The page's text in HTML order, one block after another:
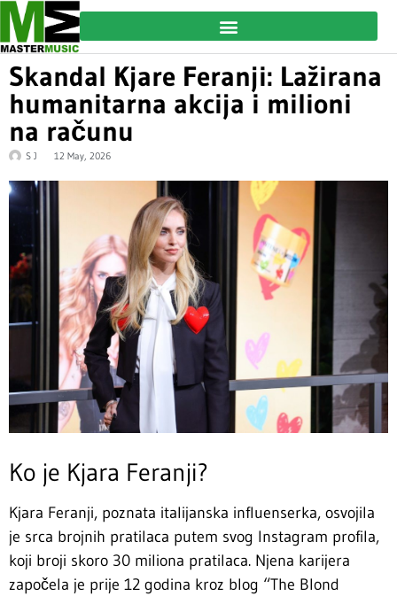
Skandal Kjare Feranji: Lažirana
humanitarna akcija i milioni
na računu
S J 12 May, 2026
Ko je Kjara Feranji?
Kjara Feranji, poznata italijanska influenserka, osvojila
je srca brojnih pratilaca putem svog Instagram profila,
koji broji skoro 30 miliona pratilaca. Njena karijera
započela je prije 12 godina kroz blog “The Blond